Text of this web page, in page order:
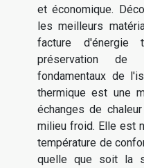
et économique.
les meilleurs
facture
préservation de
fondamentaux de
thermique est une
échanges de
milieu froid. Elle est
température de
quelle que soit la